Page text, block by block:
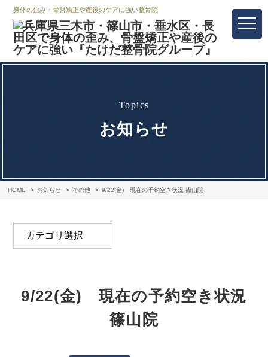
身体の歪み・骨盤矯正や産後のケアに強い整骨院
topics
お知らせ
HOME お知らせ その他 9/22(金) 現在の予約空き状況 篠山院
9/22(金) 現在の予約空き状況
篠山院